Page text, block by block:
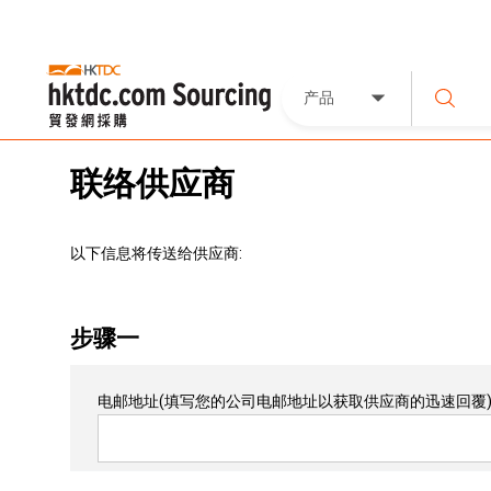
产品
联络供应商
以下信息将传送给供应商:
步骤一
电邮地址(填写您的公司电邮地址以获取供应商的迅速回覆)